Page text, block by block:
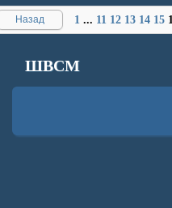
Назад 1 ... 11 12 13 14 15
ШВСМ